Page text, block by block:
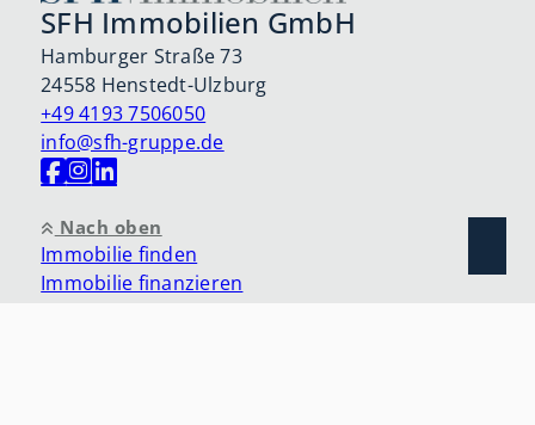
SFH Immobilien GmbH
Hamburger Straße 73
24558 Henstedt-Ulzburg
+49 4193 7506050
info@sfh-gruppe.de
Nach oben
Immobilie finden
Immobilie finanzieren